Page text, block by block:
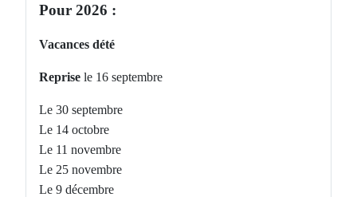
Pour 2026 :
Vacances dété
Reprise le 16 septembre
Le 30 septembre
Le 14 octobre
Le 11 novembre
Le 25 novembre
Le 9 décembre